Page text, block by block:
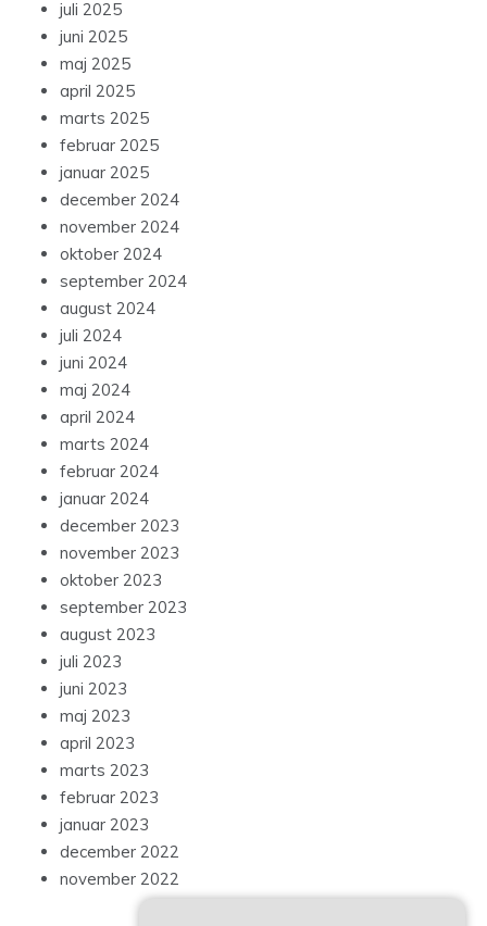
juli 2025
juni 2025
maj 2025
april 2025
marts 2025
februar 2025
januar 2025
december 2024
november 2024
oktober 2024
september 2024
august 2024
juli 2024
juni 2024
maj 2024
april 2024
marts 2024
februar 2024
januar 2024
december 2023
november 2023
oktober 2023
september 2023
august 2023
juli 2023
juni 2023
maj 2023
april 2023
marts 2023
februar 2023
januar 2023
december 2022
november 2022